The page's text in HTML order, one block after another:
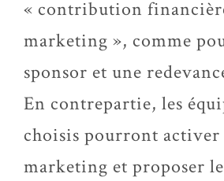
« contribution
marketing », comme
sponsor et une
En contrepartie, les
choisis pourront activer
marketing et proposer